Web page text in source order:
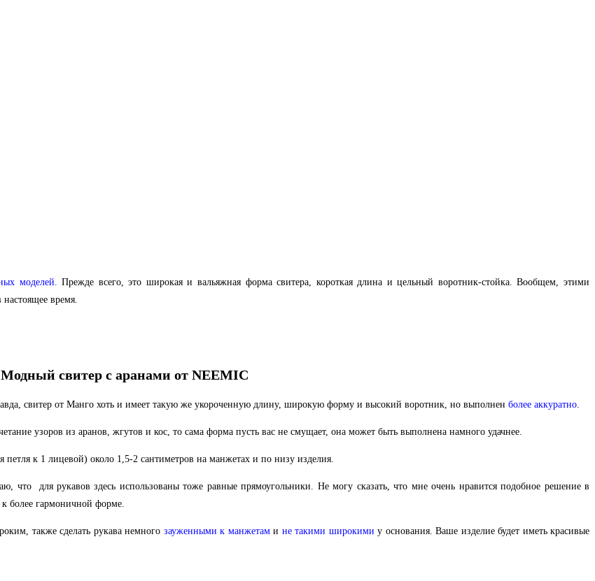
моделей.Прежде всего, это широкая и вальяжная форма свитера, короткая длина и цельный воротник-стойка. Вообщем, этими
время.
Модный свитер с аранами от NEEMIC
свитер от Манго хоть и имеет такую же укороченную длину, широкую форму и высокий воротник, но выполнен более аккуратно.
узоров из аранов, жгутов и кос, то сама форма пусть вас не смущает, она может быть выполнена намного удачнее.
петля к 1 лицевой) около 1,5-2 сантиметров на манжетах и по низу изделия.
что для рукавов здесь использованы тоже равные прямоугольники. Не могу сказать, что мне очень нравится подобное решение в
более гармоничной форме.
также сделать рукава немного зауженными к манжетами не такими широкими у основания. Ваше изделие будет иметь красивые